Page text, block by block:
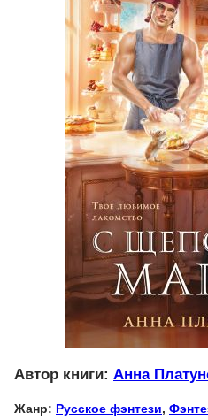
Автор книги: Анна
Жанр: Русское фэнтези,